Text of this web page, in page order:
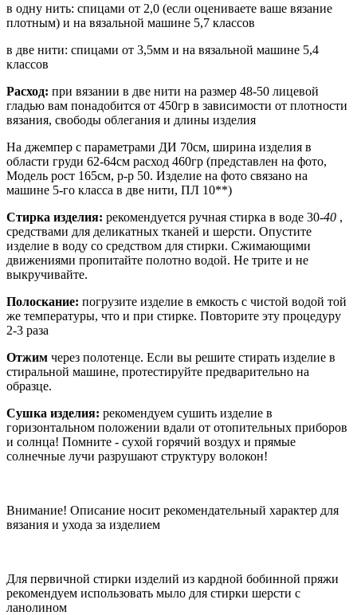
в одну нить: спицами от 2,0 (если оцениваете ваше вязание
плотным) и на вязальной машине 5,7 классов
в две нити: спицами от 3,5мм и на вязальной машине 5,4
классов
Расход: при вязании в две нити на размер 48-50 лицевой
гладью вам понадобится от 450гр в зависимости от плотности
вязания, свободы облегания и длины изделия
На джемпер с параметрами ДИ 70см, ширина изделия в
области груди 62-64см расход 460гр (представлен на фото,
Модель рост 165см, р-р 50. Изделие на фото связано на
машине 5-го класса в две нити, ПЛ 10**)
Стирка изделия: рекомендуется ручная стирка в воде 30-40 ,
средствами для деликатных тканей и шерсти. Опустите
изделие в воду со средством для стирки. Сжимающими
движениями пропитайте полотно водой. Не трите и не
выкручивайте.
Полоскание: погрузите изделие в емкость с чистой водой той
же температуры, что и при стирке. Повторите эту процедуру
2-3 раза
Отжим через полотенце. Если вы решите стирать изделие в
стиральной машине, протестируйте предварительно на
образце.
Сушка изделия: рекомендуем сушить изделие в
горизонтальном положении вдали от отопительных приборов
и солнца! Помните - сухой горячий воздух и прямые
солнечные лучи разрушают структуру волокон!
Внимание! Описание носит рекомендательный характер для
вязания и ухода за изделием
Для первичной стирки изделий из кардной бобинной пряжи
рекомендуем использовать мыло для стирки шерсти с
ланолином